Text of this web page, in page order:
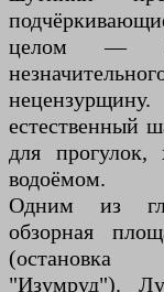
целом —
естественный
для
водоёмом.
Одним из
обзорная
(остановка
"Изумруд").